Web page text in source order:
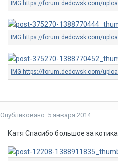
Опубликовано: 5 января 2014
Катя Спасибо большое за котика.